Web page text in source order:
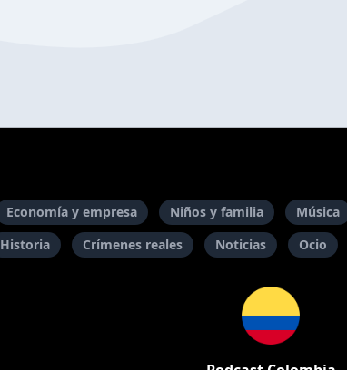
Economía y empresa Niños y familia Música
Historia Crímenes reales Noticias Ocio